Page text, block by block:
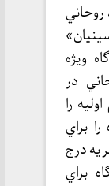
ويژه
در
را
براي
درج
براي